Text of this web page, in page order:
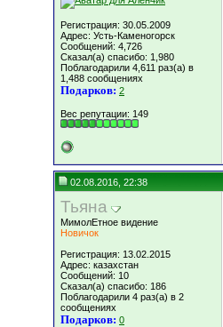
Регистрация: 30.05.2009
Адрес: Усть-Каменогорск
Сообщений: 4,726
Сказал(а) спасибо: 1,980
Поблагодарили 4,611 раз(а) в
1,488 сообщениях
Подарков: 2
Вес репутации: 149
02.08.2016, 22:38
Тьяна
МимолЕтное видение
Новичок
Регистрация: 13.02.2015
Адрес: казахстан
Сообщений: 10
Сказал(а) спасибо: 186
Поблагодарили 4 раз(а) в 2
сообщениях
Подарков: 0